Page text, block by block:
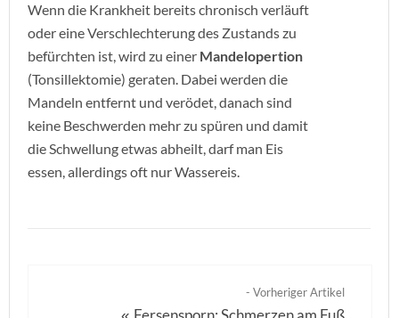
Wenn die Krankheit bereits chronisch verläuft
oder eine Verschlechterung des Zustands zu
befürchten ist, wird zu einer Mandelopertion
(Tonsillektomie) geraten. Dabei werden die
Mandeln entfernt und verödet, danach sind
keine Beschwerden mehr zu spüren und damit
die Schwellung etwas abheilt, darf man Eis
essen, allerdings oft nur Wassereis.
- Vorheriger Artikel